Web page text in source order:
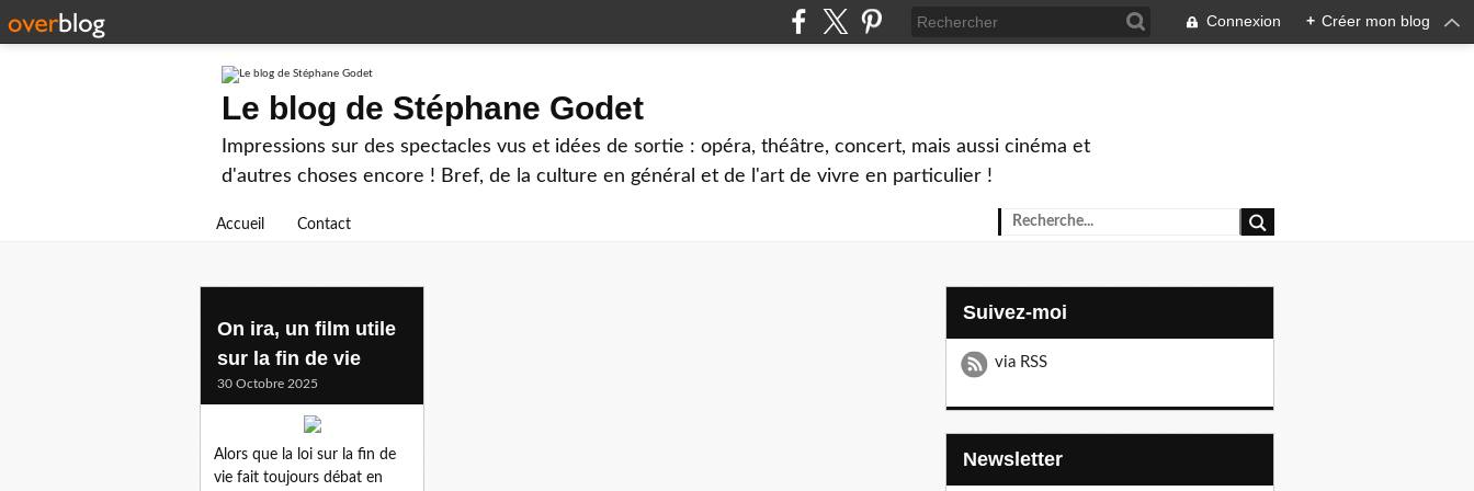
Connexion + Créer mon blog
Le blog de Stéphane Godet
Impressions sur des spectacles vus et idées de sortie : opéra, théâtre, concert, mais aussi cinéma et
d'autres choses encore ! Bref, de la culture en général et de l'art de vivre en particulier !
Accueil Contact
pierrelottin
On ira, un film utile
sur la fin de vie
30 Octobre 2025
Alors que la loi sur la fin de
vie fait toujours débat en
Suivez-moi
via RSS
Newsletter